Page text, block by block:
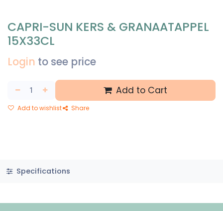
CAPRI-SUN KERS & GRANAATAPPEL
15X33CL
Login to see price
Add to Cart
Add to wishlist Share
Specifications